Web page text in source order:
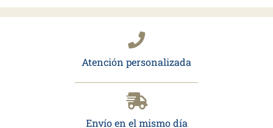
Atención personalizada
Envío en el mismo día